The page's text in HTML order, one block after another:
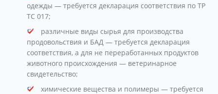
одежды — требуется декларация соответствия по ТР
ТС 017;
различные виды сырья для производства
продовольствия и БАД — требуется декларация
соответствия, а для не переработанных продуктов
животного происхождения — ветеринарное
свидетельство;
химические вещества и полимеры — требуется